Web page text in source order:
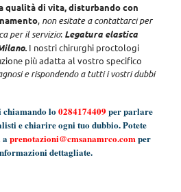
qualità di vita, disturbando con
, non esitate a contattarci per
per il servizio: Legatura elastica
I nostri chirurghi proctologi
più adatta al vostro specifico
e rispondendo a tutti i vostri dubbi
chiamando lo0284174409per parlare
e chiarire ogni tuo dubbio. Potete
aprenotazioni@cmsanamrco.comper
dettagliate.